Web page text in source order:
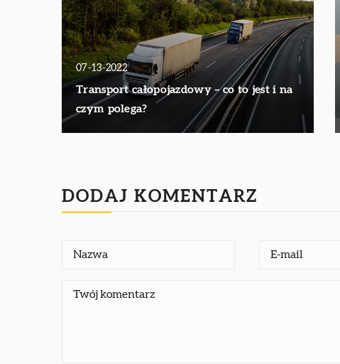
07-13-2022
Transport całopojazdowy – co to jest i na
czym polega?
DODAJ KOMENTARZ